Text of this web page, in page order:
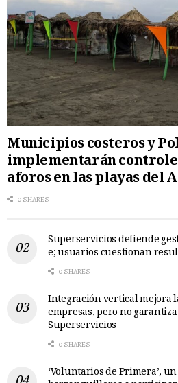
Municipios costeros y
implementarán
aforos en las playas del
0 SHARES
Superservicios defiende
e; usuarios cuestionan
0 SHARES
Integración vertical mejora
empresas, pero no
Superservicios
0 SHARES
‘Voluntarios de Primera’,